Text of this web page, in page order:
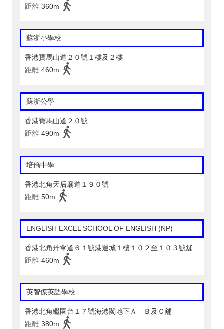
距離 360m
蘇浙小學校
香港寶馬山道２０號１樓及２樓
距離 460m
蘇浙公學
香港寶馬山道２０號
距離 490m
培僑中學
香港北角天后廟道１９０號
距離 50m
ENGLISH EXCEL SCHOOL OF ENGLISH (NP)
香港北角丹拿道６１號港運城１樓１０２至１０３號舖
距離 460m
英智傑英語學校
香港北角繼園台１７號海港閣地下Ａ Ｂ及Ｃ舖
距離 380m